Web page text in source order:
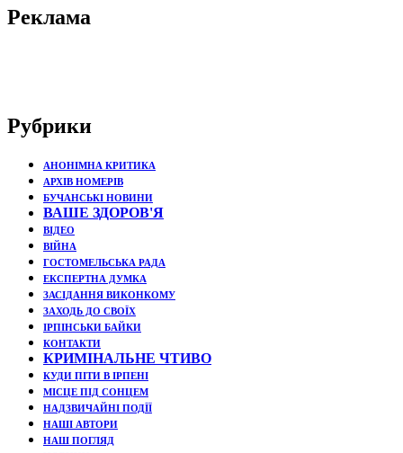
Реклама
Рубрики
АНОНІМНА КРИТИКА
АРХІВ НОМЕРІВ
БУЧАНСЬКІ НОВИНИ
ВАШЕ ЗДОРОВ'Я
ВІДЕО
ВІЙНА
ГОСТОМЕЛЬСЬКА РАДА
ЕКСПЕРТНА ДУМКА
ЗАСІДАННЯ ВИКОНКОМУ
ЗАХОДЬ ДО СВОЇХ
ІРПІНСЬКИ БАЙКИ
КОНТАКТИ
КРИМІНАЛЬНЕ ЧТИВО
КУДИ ПІТИ В ІРПЕНІ
МІСЦЕ ПІД СОНЦЕМ
НАДЗВИЧАЙНІ ПОДЇЇ
НАШІ АВТОРИ
НАШ ПОГЛЯД